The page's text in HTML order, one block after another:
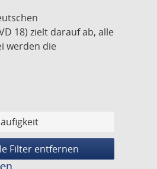
18) zielt darauf ab, alle
werden die
Filter entfernen